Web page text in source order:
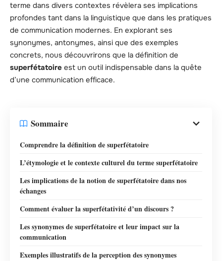
terme dans divers contextes révèlera ses implications
profondes tant dans la linguistique que dans les pratiques
de communication modernes. En explorant ses
synonymes, antonymes, ainsi que des exemples
concrets, nous découvrirons que la définition de
superfétatoire est un outil indispensable dans la quête
d’une communication efficace.
Sommaire
Comprendre la définition de superfétatoire
L’étymologie et le contexte culturel du terme superfétatoire
Les implications de la notion de superfétatoire dans nos
échanges
Comment évaluer la superfétativité d’un discours ?
Les synonymes de superfétatoire et leur impact sur la
communication
Exemples illustratifs de la perception des synonymes